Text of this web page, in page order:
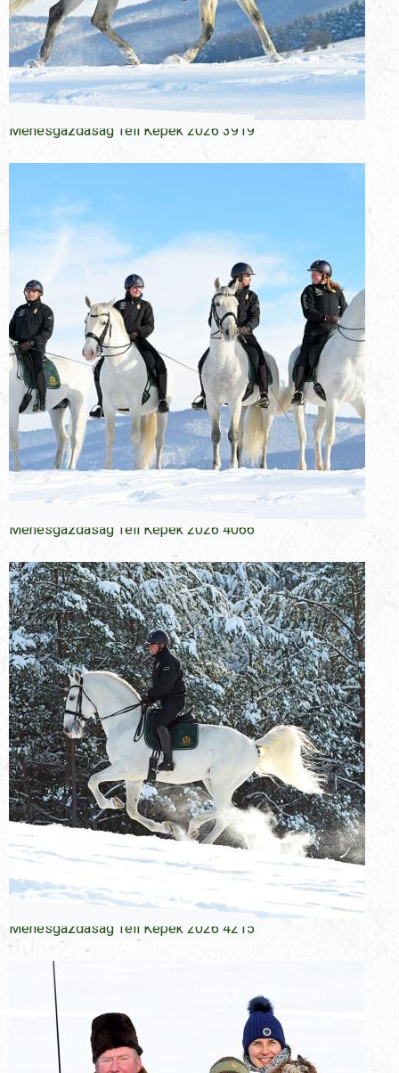
Menesgazdasag Teli Kepek 2026 3919
Menesgazdasag Teli Kepek 2026 4066
Menesgazdasag Teli Kepek 2026 4215